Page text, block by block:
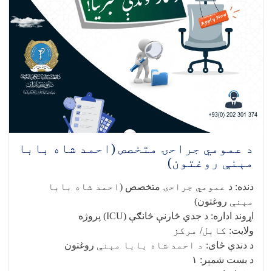
پولي
کلینیک
ریاست
خبرتیا!
د عمومي جراحۍ متخصص (احمد شاه بابا
مېنې روغتون)
دنده: د عمومي جراحۍ متخصص ( احمد شاه بابا
مېنې روغتون)
اړوند اداره: د جدي څارنې څانګې (ICU) پروژه
ولایت: کابل/ مرکز
د دندې ځای: د احمد شاه بابا مېنې روغتون
د بست شمېر : ۱